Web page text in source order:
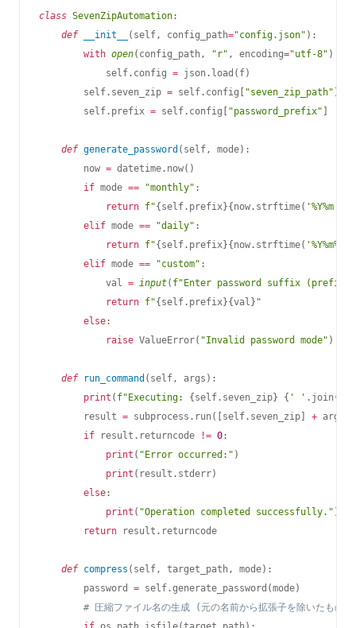
class SevenZipAutomation :
def
__init__ ( self , config_path="config.json" ) :
with open( config_path , "r" , encoding="utf-8" )
            self
. config = json . load ( f)
        self
. seven_zip = self . config [ "seven_zip_path" ]
        self
. prefix = self . config [ "password_prefix" ]
def generate_password ( self , mode) :
        now
= datetime . now( )
if mode == "monthly" :
return f"{self . prefix}{now . strftime( '%Y%m'
elif mode == "daily" :
return f"{self . prefix}{now . strftime( '%Y%m%d'
elif mode == "custom" :
            val
= input( f"Enter password suffix (prefix
return f"{self . prefix}{val } "
else :
raise ValueError( "Invalid password mode" )
def run_command ( self , args ) :
print ( f"Executing: {self . seven_zip} { ' ' . join(
        result
= subprocess . run( [self . seven_zip] + args
if result . returncode != 0 :
print ( "Error occurred:" )
print ( result . stderr)
else :
print ( "Operation completed successfully." )
return result . returncode
def compress ( self , target_path , mode) :
        password
= self .generate_password (mode)
# 圧縮ファイル名の生成 (元の名前から拡張子を除いたもの